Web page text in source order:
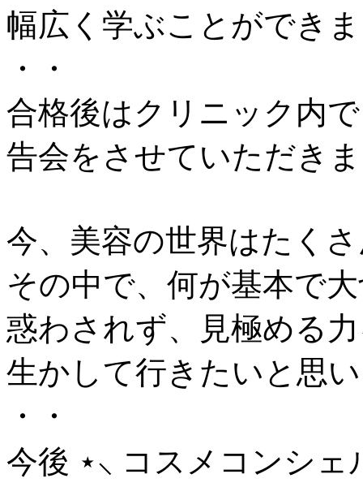
幅広く学ぶことができ
・・
合格後はクリニック内
告会をさせていただき
今、美容の世界はたく
その中で、何が基本で
惑わされず、見極める
生かして行きたいと思
・・
今後 ⋆⸜ コスメコンシ